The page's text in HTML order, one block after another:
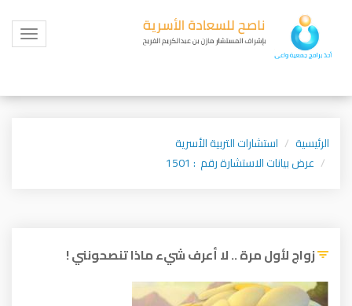
Toggle
الرئيسية
استشارات التربية الأسرية
عرض بيانات الاستشارة رقم : 1501
زواج لأول مرة .. لا أعرف شيء ماذا تنصحونني !